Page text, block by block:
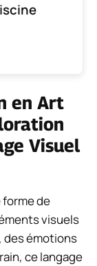
en Art
Visuel
de
visuels
des émotions
ce langage